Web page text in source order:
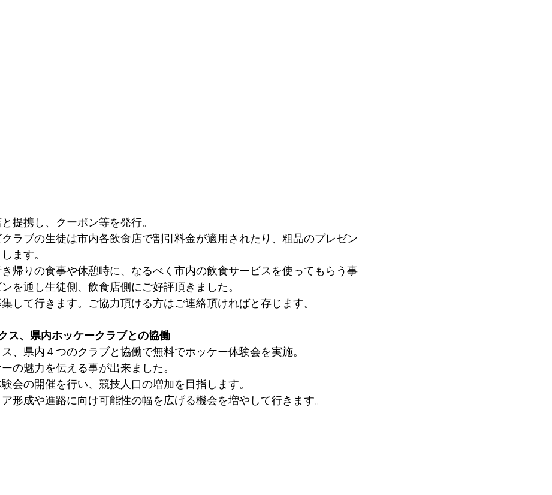
提携し、クーポン等を発行。
ラブの生徒は市内各飲食店で割引料金が適用されたり、粗品のプレゼン
ます。
帰りの食事や休憩時に、なるべく市内の飲食サービスを使ってもらう事
を通し生徒側、飲食店側にご好評頂きました。
して行きます。ご協力頂ける方はご連絡頂ければと存じます。
ス、県内ホッケークラブとの協働
、県内４つのクラブと協働で無料でホッケー体験会を実施。
の魅力を伝える事が出来ました。
会の開催を行い、競技人口の増加を目指します。
形成や進路に向け可能性の幅を広げる機会を増やして行きます。